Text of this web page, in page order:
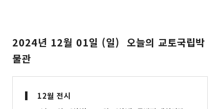
2024년 12월 01일 (일) 오늘의 교토국립박
물관
12월 전시